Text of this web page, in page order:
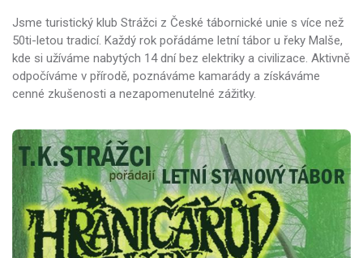
Jsme turistický klub Strážci z České tábornické unie s více než
50ti-letou tradicí. Každý rok pořádáme letní tábor u řeky Malše,
kde si užíváme nabytých 14 dní bez elektriky a civilizace. Aktivně
odpočíváme v přírodě, poznáváme kamarády a získáváme
cenné zkušenosti a nezapomenutelné zážitky.